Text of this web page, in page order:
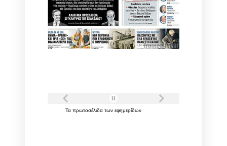
Τα πρωτοσέλιδα των εφημερίδων